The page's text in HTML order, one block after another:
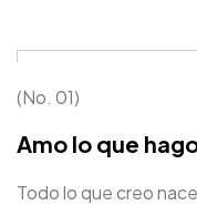
(No. 01)
Amo lo que
Todo lo que creo